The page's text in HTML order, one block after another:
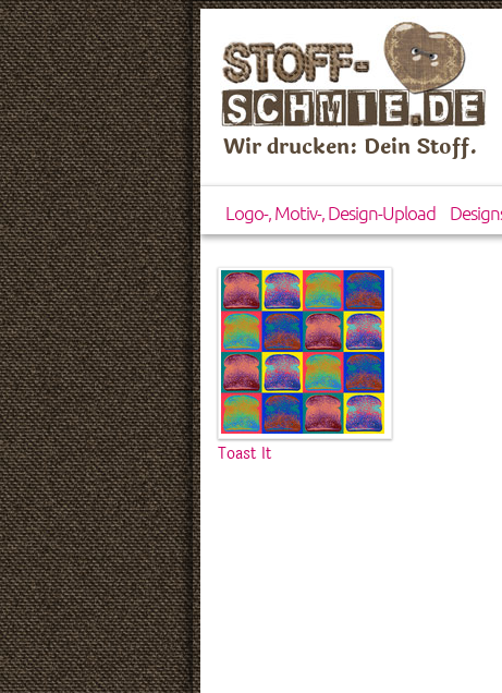
Wir drucken: Dein Stoff.
Logo-, Motiv-, Design-Upload
Toast It